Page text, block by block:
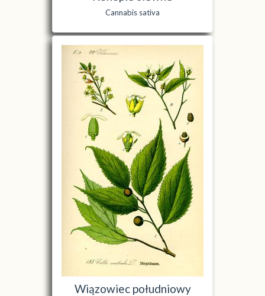
Cannabis sativa
Wiązowiec południowy